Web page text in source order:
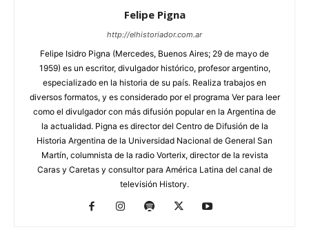
Felipe Pigna
http://elhistoriador.com.ar
Felipe Isidro Pigna (Mercedes, Buenos Aires; 29 de mayo de
1959) es un escritor, divulgador histórico, profesor argentino,
especializado en la historia de su país. Realiza trabajos en
diversos formatos, y es considerado por el programa Ver para leer
como el divulgador con más difusión popular en la Argentina de
la actualidad. Pigna es director del Centro de Difusión de la
Historia Argentina de la Universidad Nacional de General San
Martín, columnista de la radio Vorterix, director de la revista
Caras y Caretas y consultor para América Latina del canal de
televisión History.